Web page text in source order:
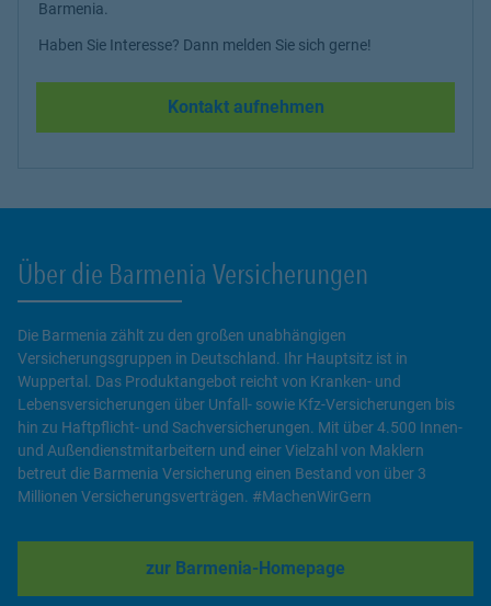
Barmenia.
Haben Sie Interesse? Dann melden Sie sich gerne!
Kontakt aufnehmen
Über die Barmenia Versicherungen
Die Barmenia zählt zu den großen unabhängigen
Versicherungsgruppen in Deutschland. Ihr Hauptsitz ist in
Wuppertal. Das Produktangebot reicht von Kranken- und
Lebensversicherungen über Unfall- sowie Kfz-Versicherungen bis
hin zu Haftpflicht- und Sachversicherungen. Mit über 4.500 Innen-
und Außendienstmitarbeitern und einer Vielzahl von Maklern
betreut die Barmenia Versicherung einen Bestand von über 3
Millionen Versicherungsverträgen. #MachenWirGern
zur Barmenia-Homepage
Link Opens in New Tab